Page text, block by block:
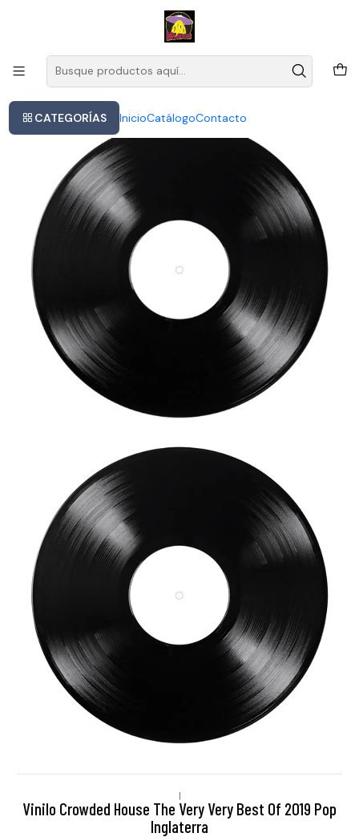
CATEGORÍAS InicioCatálogoContacto
Este es el texto del slide
Vinilo Crowded House The Very Very Best Of 2019 Pop Inglaterra
|
Vinilo Crowded House The Very Very Best Of 2019 Pop
Inglaterra